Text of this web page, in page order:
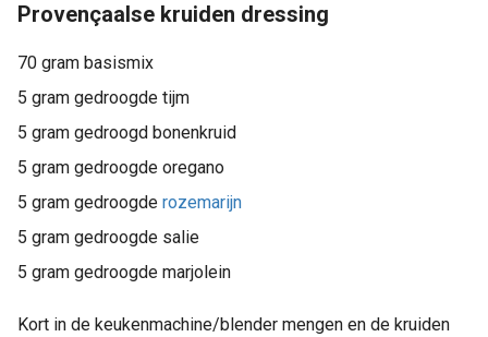
Provençaalse kruiden dressing
70 gram basismix
5 gram gedroogde tijm
5 gram gedroogd bonenkruid
5 gram gedroogde oregano
5 gram gedroogde rozemarijn
5 gram gedroogde salie
5 gram gedroogde marjolein
Kort in de keukenmachine/blender mengen en de kruiden